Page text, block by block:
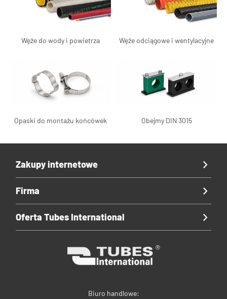
Węże do wody i powietrza Węże odciągowe i wentylacyjne
Opaski do montażu końcówek Obejmy DIN 3015
Biuro handlowe:
Zakupy internetowe
Firma
Oferta Tubes International